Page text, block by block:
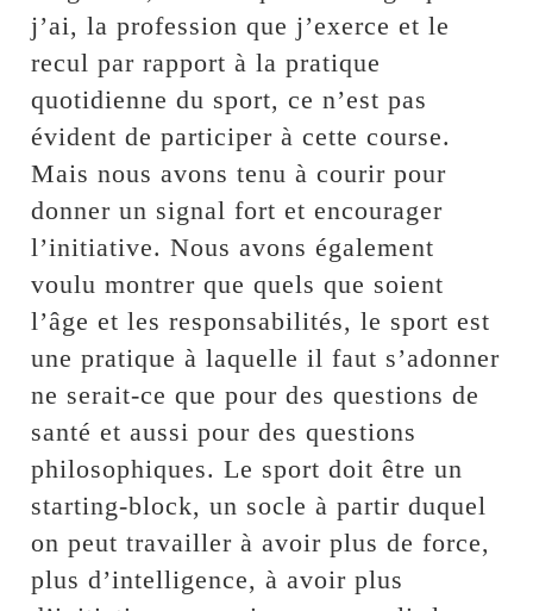
j’ai, la profession que j’exerce et le
recul par rapport à la pratique
quotidienne du sport, ce n’est pas
évident de participer à cette course.
Mais nous avons tenu à courir pour
donner un signal fort et encourager
l’initiative. Nous avons également
voulu montrer que quels que soient
l’âge et les responsabilités, le sport est
une pratique à laquelle il faut s’adonner
ne serait-ce que pour des questions de
santé et aussi pour des questions
philosophiques. Le sport doit être un
starting-block, un socle à partir duquel
on peut travailler à avoir plus de force,
plus d’intelligence, à avoir plus